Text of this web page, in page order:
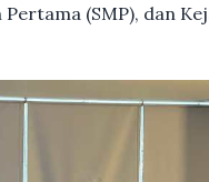
(SMP), dan